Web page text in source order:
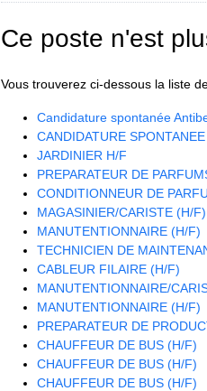
Ce poste n'est
Vous trouverez ci-dessous la liste
Candidature spontanée
CANDIDATURE
JARDINIER H/F
PREPARATEUR DE
CONDITIONNEUR DE
MAGASINIER/CARISTE (H/F)
MANUTENTIONNAIRE (H/F)
TECHNICIEN DE
CABLEUR FILAIRE (H/F)
MANUTENTIONNAIRE/
MANUTENTIONNAIRE (H/F)
PREPARATEUR DE
CHAUFFEUR DE BUS (H/F)
CHAUFFEUR DE BUS (H/F)
CHAUFFEUR DE BUS (H/F)